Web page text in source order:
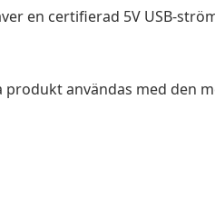
en certifierad 5V USB-
användas med den